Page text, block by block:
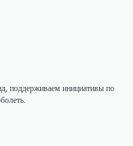
поддерживаем инициативы по